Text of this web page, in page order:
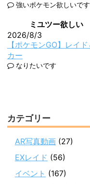
強いポケモン欲しいです
ミユツー欲しい
2026/8/3
【ポケモンGO】レイ
カー
なりたいです
カテゴリー
AR写真動画 (27)
EXレイド (56)
イベント (167)